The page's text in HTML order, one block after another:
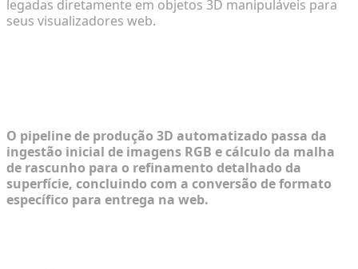
legadas diretamente em objetos 3D manipuláveis para
seus visualizadores web.
O pipeline de produção 3D automatizado passa da
ingestão inicial de imagens RGB e cálculo da malha
de rascunho para o refinamento detalhado da
superfície, concluindo com a conversão de formato
específico para entrega na web.